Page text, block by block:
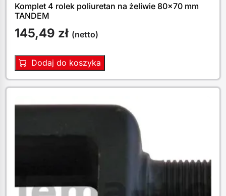
Komplet 4 rolek poliuretan na żeliwie 80×70 mm
TANDEM
145,49 zł (netto)
Dodaj do koszyka